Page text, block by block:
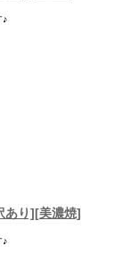
♪
あり][美濃焼]
♪